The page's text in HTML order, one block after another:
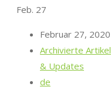
Feb. 27
Februar 27, 2020
Archivierte Artikel
& Updates
de